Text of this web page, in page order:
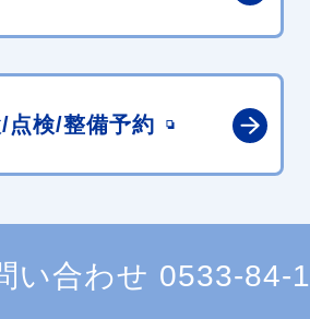
点検/整備予約
い合わせ 0533-84-